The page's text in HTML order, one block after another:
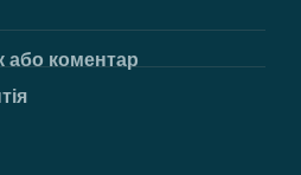
або коментар